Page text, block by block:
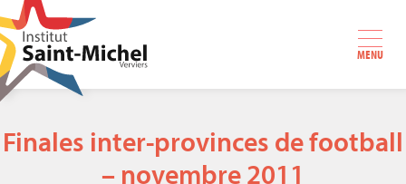
MENU
Finales inter-provinces de football
– novembre 2011